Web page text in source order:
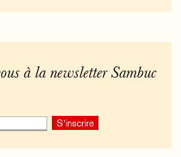
à la newsletter Sambuc